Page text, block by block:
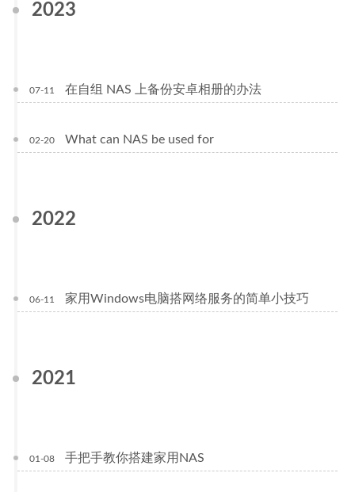
2023
07-11 在自组 NAS 上备份安卓相册的办法
02-20 What can NAS be used for
2022
06-11 家用Windows电脑搭网络服务的简单小技巧
2021
01-08 手把手教你搭建家用NAS